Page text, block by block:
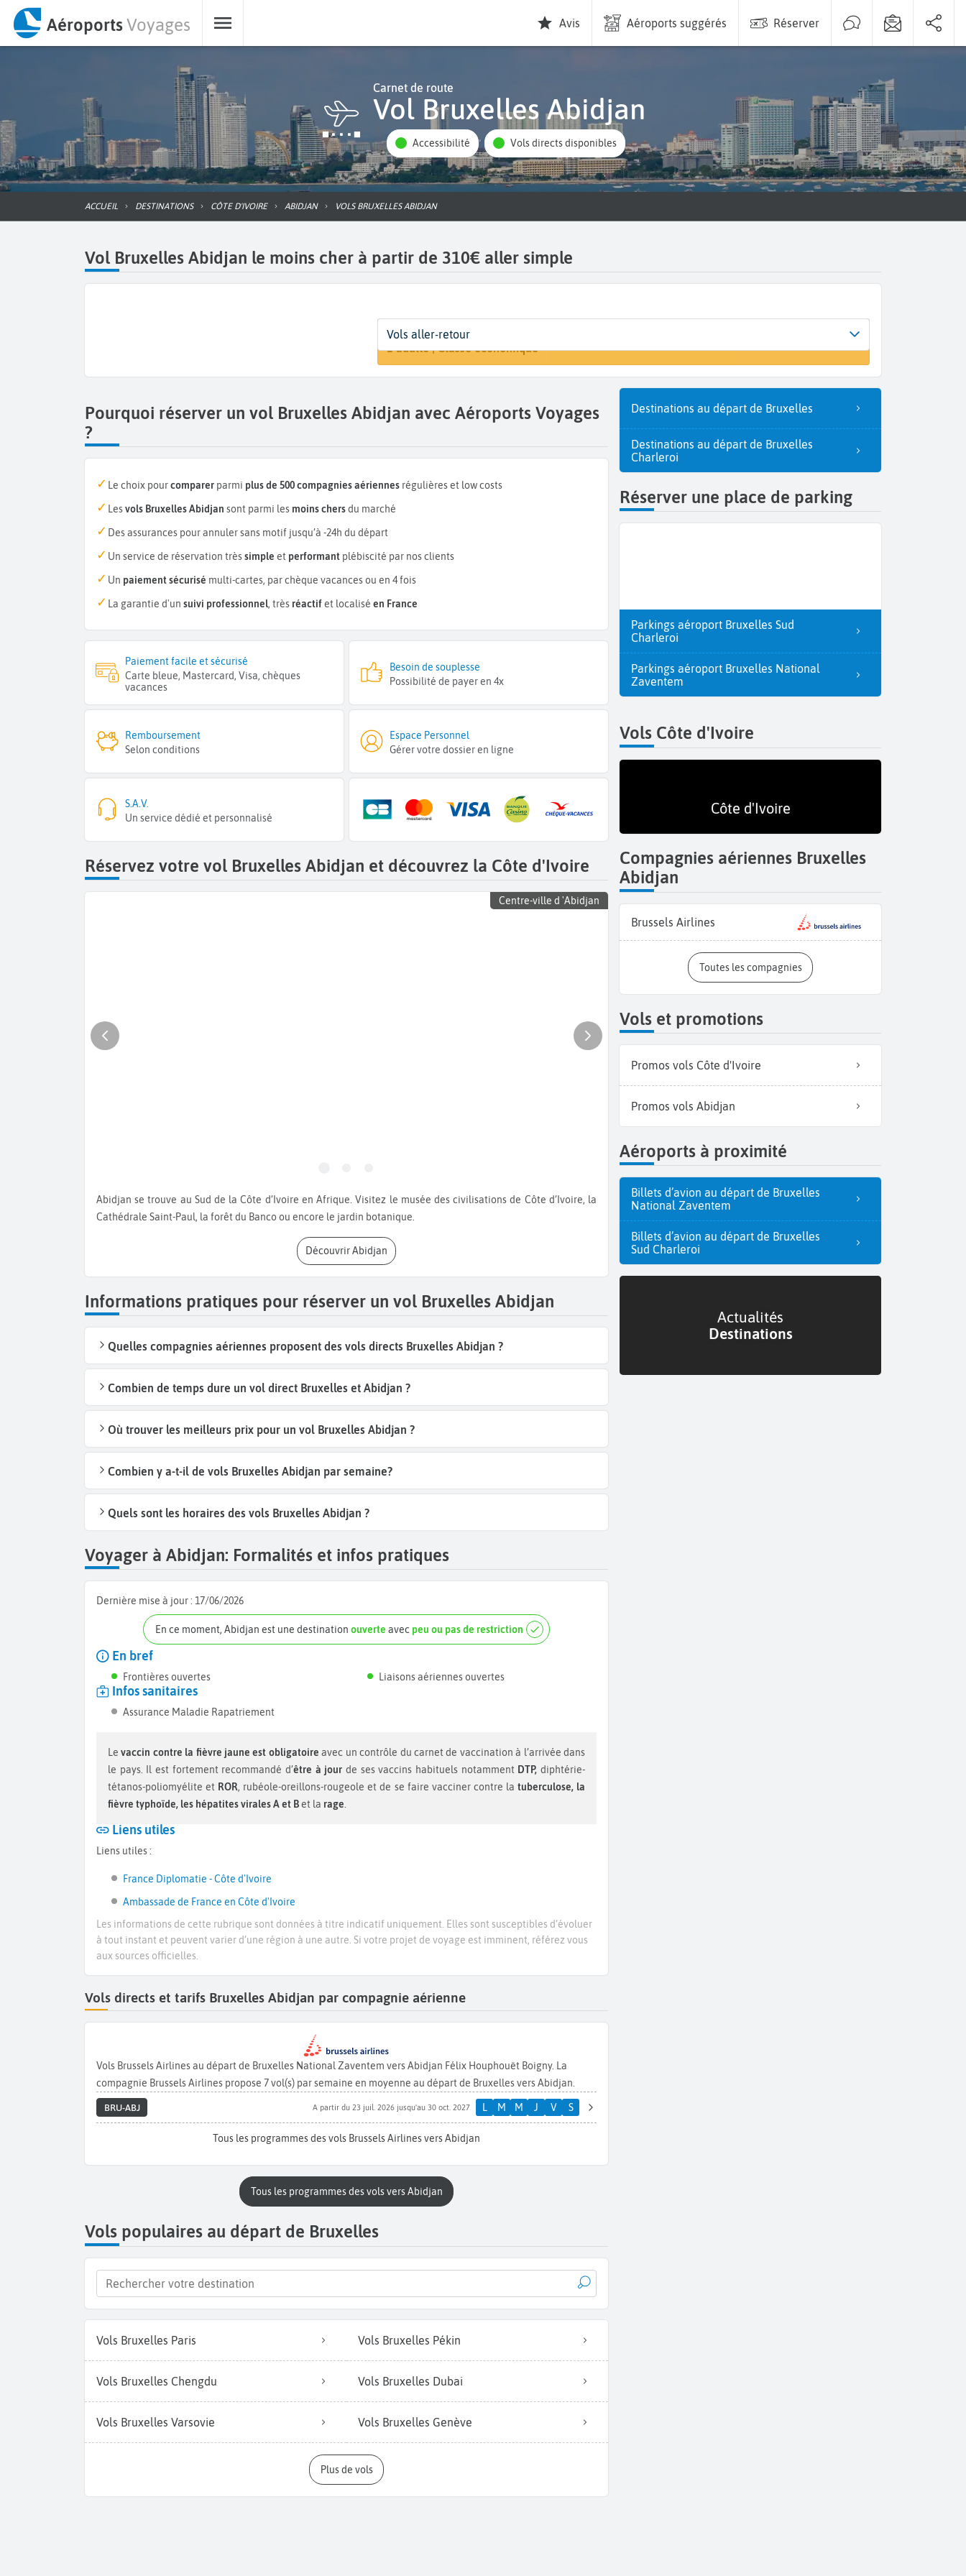
AéroportsVoyages Avis Aéroports suggérés Réserver
Carnet de route
Vol Bruxelles Abidjan
Accessibilité Vols directs disponibles
ACCUEIL DESTINATIONS CÔTE D'IVOIRE ABIDJAN VOLS BRUXELLES ABIDJAN
Vol Bruxelles Abidjan le moins cher à partir de 310€ aller simple
Départ
Bruxelles (BRU) Abidjan (ABJ)
Dates
Dates de votre voyage
Voyageurs | Classe
1 adulte | Classe économique
Vols aller-retour
Pourquoi réserver un vol Bruxelles Abidjan avec Aéroports Voyages
?
Le choix pourcomparer parmi plus de 500 compagnies aériennes régulières et low costs
Lesvols Bruxelles Abidjan sont parmi les moins chersdu marché
Des assurances pour annuler sans motif jusqu’à -24h du départ
Un service de réservation trèssimple et performant plébiscité par nos clients
Un paiement sécurisé multi-cartes, par chèque vacances ou en 4 fois
La garantie d'un suivi professionnel, très réactifet localisé en France
Paiement facile et sécurisé
Carte bleue, Mastercard, Visa, chèques
vacances
Besoin de souplesse
Possibilité de payer en 4x
Remboursement
Selon conditions
Espace Personnel
Gérer votre dossier en ligne
S.A.V.
Un service dédié et personnalisé
Réservez votre vol Bruxelles Abidjan et découvrez la Côte d'Ivoire
Centre-ville d 'Abidjan
Abidjan se trouve au Sud de la Côte d’Ivoire en Afrique. Visitez le musée des civilisations de Côte d’Ivoire, la
Cathédrale Saint-Paul, la forêt du Banco ou encore le jardin botanique.
Découvrir Abidjan
Informations pratiques pour réserver un vol Bruxelles Abidjan
Quelles compagnies aériennes proposent des vols directs Bruxelles Abidjan ?
Combien de temps dure un vol direct Bruxelles et Abidjan ?
Où trouver les meilleurs prix pour un vol Bruxelles Abidjan ?
Combien y a-t-il de vols Bruxelles Abidjan par semaine?
Quels sont les horaires des vols Bruxelles Abidjan ?
Voyager à Abidjan: Formalités et infos pratiques
Dernière mise à jour : 17/06/2026
En ce moment, Abidjan est une destination ouverte avec peu ou pas de restriction
En bref
Frontières ouvertes Liaisons aériennes ouvertes
Infos sanitaires
Assurance Maladie Rapatriement
Levaccin contre la fièvre jaune est obligatoireavec un contrôle du carnet de vaccination à l’arrivée dans
le pays. Il est fortement recommandé d’être à jour de ses vaccins habituels notammentDTP, diphtérie-
tétanos-poliomyélite et ROR, rubéole-oreillons-rougeole et de se faire vacciner contre la tuberculose, la
fièvre typhoïde, les hépatites virales A et Bet la rage.
Liens utiles
Liens utiles :
France Diplomatie - Côte d'Ivoire
Ambassade de France en Côte d'Ivoire
Les informations de cette rubrique sont données à titre indicatif uniquement. Elles sont susceptibles d’évoluer
à tout instant et peuvent varier d’une région à une autre. Si votre projet de voyage est imminent, référez vous
aux sources officielles.
Vols directs et tarifs Bruxelles Abidjan par compagnie aérienne
Vols Brussels Airlines au départ de Bruxelles National Zaventem vers Abidjan Félix Houphouët Boigny. La
compagnie Brussels Airlines propose 7 vol(s) par semaine en moyenne au départ de Bruxelles vers Abidjan.
BRU-ABJ A partir du 23 juil. 2026 jusqu'au 30 oct. 2027 L M M J V S
Tous les programmes des vols Brussels Airlines vers Abidjan
Tous les programmes des vols vers Abidjan
Vols populaires au départ de Bruxelles
Vols Bruxelles Paris Vols Bruxelles Pékin
Vols Bruxelles Chengdu Vols Bruxelles Dubai
Vols Bruxelles Varsovie Vols Bruxelles Genève
Plus de vols
Destinations au départ de Bruxelles
Destinations au départ de Bruxelles
Charleroi
Réserver une place de parking
Parkings aéroport Bruxelles Sud
Charleroi
Parkings aéroport Bruxelles National
Zaventem
Vols Côte d'Ivoire
Côte d'Ivoire
Compagnies aériennes Bruxelles
Abidjan
Brussels Airlines
Toutes les compagnies
Vols et promotions
Promos vols Côte d'Ivoire
Promos vols Abidjan
Aéroports à proximité
Billets d’avion au départ de Bruxelles
National Zaventem
Billets d’avion au départ de Bruxelles
Sud Charleroi
Actualités
Destinations